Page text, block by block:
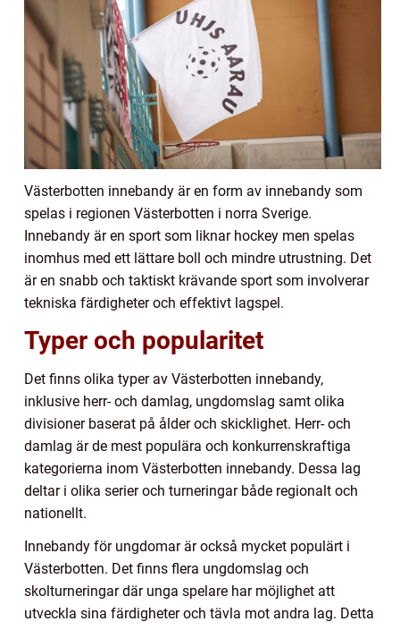
Västerbotten innebandy är en form av innebandy som
spelas i regionen Västerbotten i norra Sverige.
Innebandy är en sport som liknar hockey men spelas
inomhus med ett lättare boll och mindre utrustning. Det
är en snabb och taktiskt krävande sport som involverar
tekniska färdigheter och effektivt lagspel.
Typer och popularitet
Det finns olika typer av Västerbotten innebandy,
inklusive herr- och damlag, ungdomslag samt olika
divisioner baserat på ålder och skicklighet. Herr- och
damlag är de mest populära och konkurrenskraftiga
kategorierna inom Västerbotten innebandy. Dessa lag
deltar i olika serier och turneringar både regionalt och
nationellt.
Innebandy för ungdomar är också mycket populärt i
Västerbotten. Det finns flera ungdomslag och
skolturneringar där unga spelare har möjlighet att
utveckla sina färdigheter och tävla mot andra lag. Detta